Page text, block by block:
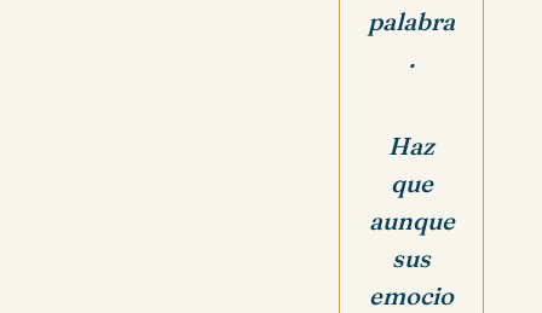
palabra
.
Haz
que
aunque
sus
emocio